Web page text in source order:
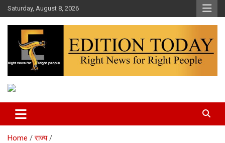
Skip
to
content
Saturday, August 8, 2026
Edition Today
Home
राज्य